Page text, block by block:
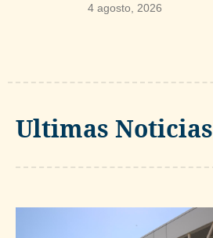
4 agosto, 2026
Ultimas Noticias